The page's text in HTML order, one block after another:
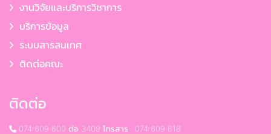
งานวิจัยและบริการวิชาการ
บริการข้อมูล
ระบบสารสนเทศ
ติดต่อคณะ
ติดต่อ
074 609 600 ต่อ 3409 โทรสาร : 074 609 618